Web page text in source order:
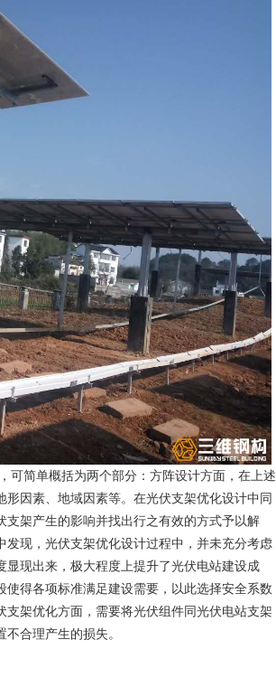
简单概括为两个部分：方阵设计方面，在上述
因素、地域因素等。在光伏支架优化设计中同
架产生的影响并找出行之有效的方式予以解
现，光伏支架优化设计过程中，并未充分考虑
现出来，极大程度上提升了光伏电站建设成
得各项标准满足建设需要，以此选择安全系数
架优化方面，需要将光伏组件同光伏电站支架
合理产生的损失。